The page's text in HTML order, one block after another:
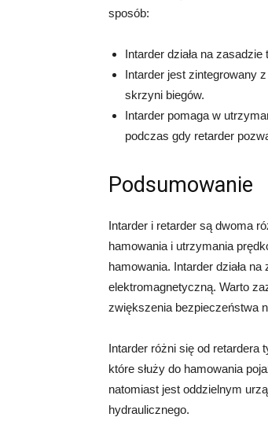
sposób:
Intarder działa na
Intarder jest zintegrowany
skrzyni biegów.
Intarder pomaga w
podczas gdy retarder
Podsumowanie
Intarder i retarder są dwoma
hamowania i utrzymania
hamowania. Intarder działa
elektromagnetyczną. Warto
zwiększenia bezpieczeństwa
Intarder różni się od retardera
które służy do hamowania
natomiast jest oddzielnym
hydraulicznego.